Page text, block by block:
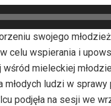
swojego
celu wspierania i
wśród mieleckiej
młodych ludzi w sprawy
podjęła na sesji we